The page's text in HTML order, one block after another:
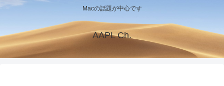
Macの話題が中心です
AAPL Ch.